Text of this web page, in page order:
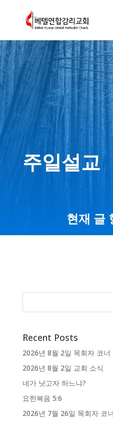
주일설교
현재 글
Recent Posts
2026년 8월 2일 목회자 코너
2026년 8월 2일 교회 소식
네가 낫고자 하느냐?
요한복음 5:6
2026년 7월 26일 목회자 코너